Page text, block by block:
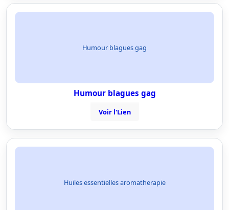
Humour blagues gag
Humour blagues gag
Voir l'Lien
Huiles essentielles aromatherapie